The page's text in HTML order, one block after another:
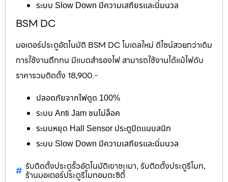
ระบบ Slow Down มีความเสถียรและนิ่มนวล
BSM DC
มอเตอร์ประตูอัตโนมัติ BSM DC โมเดลใหม่ ดีไซน์สวยกว่าเดิม
การใช้งานถึกทน มีแบตสำรองไฟ สามารถใช้งานได้แม้ไฟดับ
ราคารวมติดตั้ง 18,900.-
ปลอดภัยจากไฟดูด 100%
ระบบ Anti Jam ชนไม่ล็อค
ระบบหยุด Hall Sensor ประตูปิดแนบสนิท
ระบบ Slow Down มีความเสถียรและนิ่มนวล
รับติดตั้งประตูรั้วอัตโนมัติเขาชะเมา, รับติดตั้งประตูรีโมท,
ร้านมอเตอร์ประตูรีโมทอมตะซิตี้